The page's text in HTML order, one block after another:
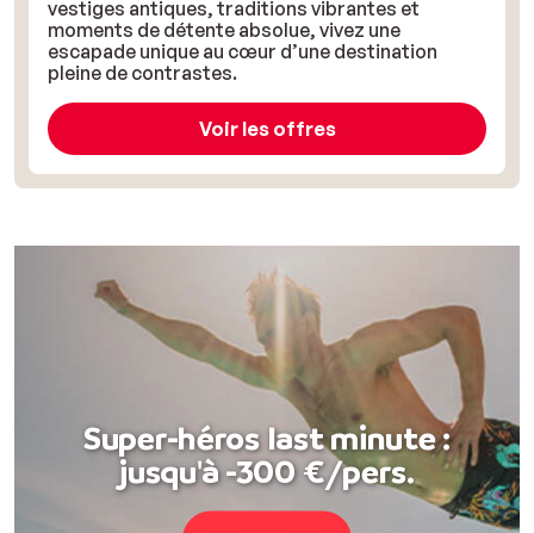
vestiges antiques, traditions vibrantes et
moments de détente absolue, vivez une
escapade unique au cœur d’une destination
pleine de contrastes.
Voir les offres
Super-héros last minute :
jusqu'à -300 €/pers.